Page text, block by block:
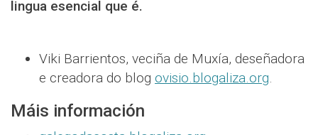
lingua esencial que é.
Viki Barrientos, veciña de Muxía, deseñadora
e creadora do blog ovisio.blogaliza.org.
Máis información